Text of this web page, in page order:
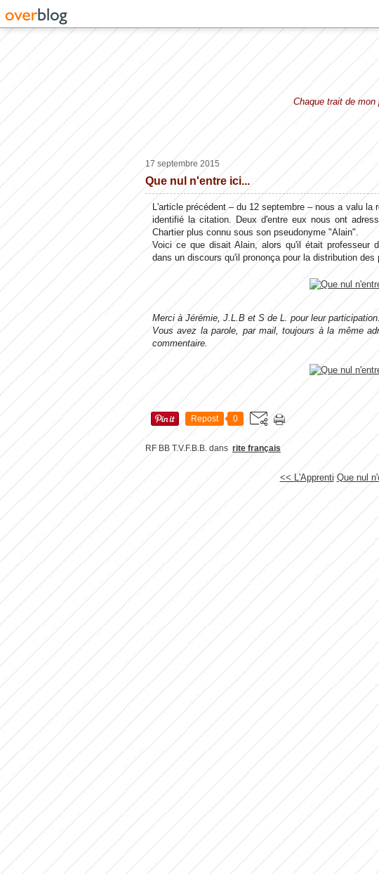
Chaque trait de
17 septembre 2015
Que nul n'entre ici...
L'article précédent – du 12 septembre – nous a valu
identifié la citation. Deux d'entre eux nous ont
Chartier plus connu sous son pseudonyme "Alain".
Voici ce que disait Alain, alors qu'il était professeur
dans un discours qu'il prononça pour la distribution des
Merci à Jérémie, J.L.B et S de L. pour leur participation.
Vous avez la parole, par mail, toujours à la même
commentaire.
Repost 0
RF BB T.V.F.B.B. dans rite français
<< L'Apprenti Que nul